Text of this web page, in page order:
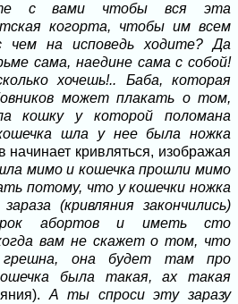
с вами чтобы вся эта
когорта, чтобы им всем
на исповедь ходите? Да
сама, наедине сама с собой!
хочешь!.. Баба, которая
может плакать о том,
кошку у которой поломана
шла у нее была ножка
начинает кривляться, изображая
мимо и кошечка прошли мимо
потому, что у кошечки ножка
(кривляния закончились)
абортов и иметь сто
вам не скажет о том, что
грешна, она будет там про
была такая, ах такая
А ты спроси эту заразу